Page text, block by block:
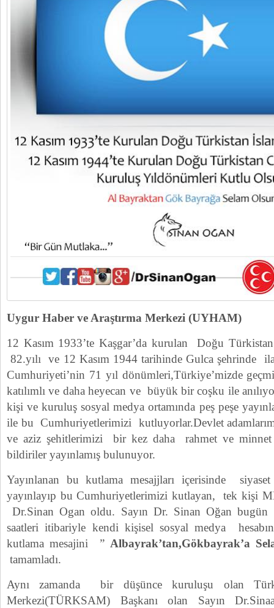
Uygur Haber ve Araştırma Merkezi (UYHAM)
12 Kasım 1933’te Kaşgar’da kurulan Doğu
82.yılı ve 12 Kasım 1944 tarihinde Gulca şehrinde
Cumhuriyeti’nin 71 yıl dönümleri,Türkiye’mizde
katılımlı ve daha heyecan ve büyük bir coşku ile
kişi ve kuruluş sosyal medya ortamında peş peşe
ile bu Cumhuriyetlerimizi kutluyorlar.Devlet
ve aziz şehitlerimizi bir kez daha rahmet ve
bildiriler yayınlamış bulunuyor.
Yayınlanan bu kutlama mesajjları içerisinde siyaset
yayınlayıp bu Cumhuriyetlerimizi kutlayan, tek kişi
Dr.Sinan Ogan oldu. Sayın Dr. Sinan Oğan
saatleri itibariyle kendi kişisel sosyal medya
kutlama mesajini ” Albayrak’tan,Gökbayrak’a
tamamladı.
Aynı zamanda bir düşünce kuruluşu olan Türk
Merkezi(TÜRKSAM) Başkanı olan Sayın